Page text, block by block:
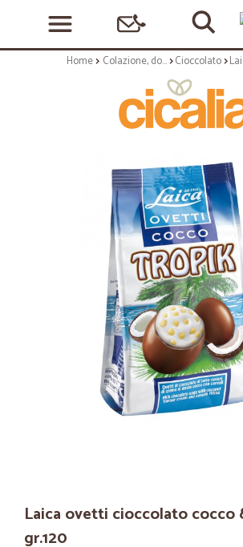
Home Colazione, dolciumi e snack Cioccolato
Laica ovetti cioccolato cocco
gr.120